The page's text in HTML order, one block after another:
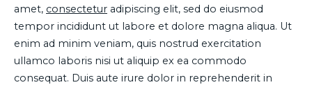
amet, consectetur adipiscing elit, sed do eiusmod
tempor incididunt ut labore et dolore magna aliqua. Ut
enim ad minim veniam, quis nostrud exercitation
ullamco laboris nisi ut aliquip ex ea commodo
consequat. Duis aute irure dolor in reprehenderit in